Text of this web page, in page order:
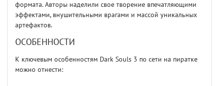
формата. Авторы наделили свое творение впечатляющими
эффектами, внушительными врагами и массой уникальных
артефактов.
ОСОБЕННОСТИ
К ключевым особенностям Dark Souls 3 по сети на пиратке
можно отнести: